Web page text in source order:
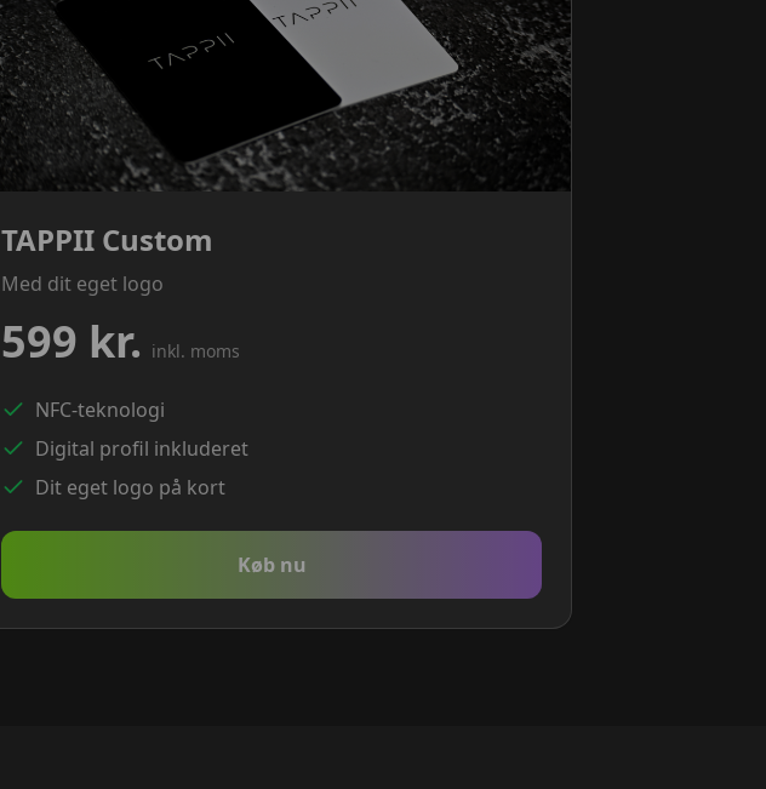
TAPPII Custom
Med dit eget logo
599 kr. inkl. moms
NFC-teknologi
Digital profil inkluderet
Dit eget logo på kort
Køb nu